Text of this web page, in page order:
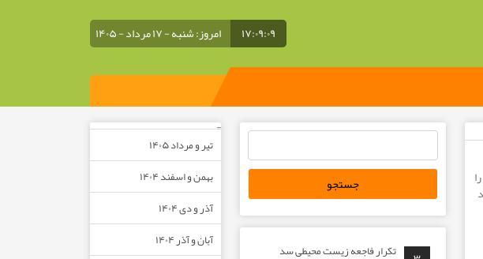
۱۷:۰۹:۰۹ امروز: شنبه - ۱۷ مرداد - ۱۴۰۵
تکرار فاجعه زیست محیطی سد
–
تیر و مرداد ۱۴۰۵
بهمن و اسفند ۱۴۰۴
آذر و دی ۱۴۰۴
آبان و آذر ۱۴۰۴